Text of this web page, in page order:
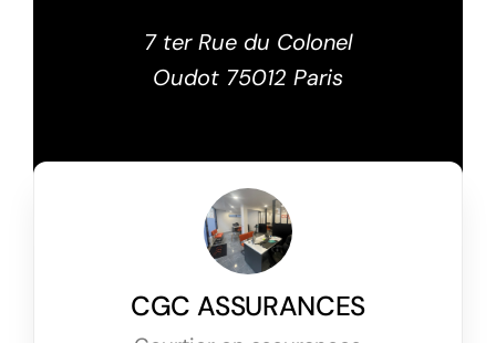
7 ter Rue du Colonel
Oudot 75012 Paris
CGC ASSURANCES